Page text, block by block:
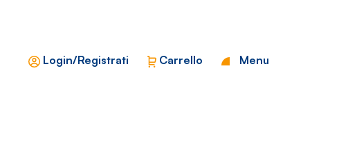
Login/Registrati Carrello Menu